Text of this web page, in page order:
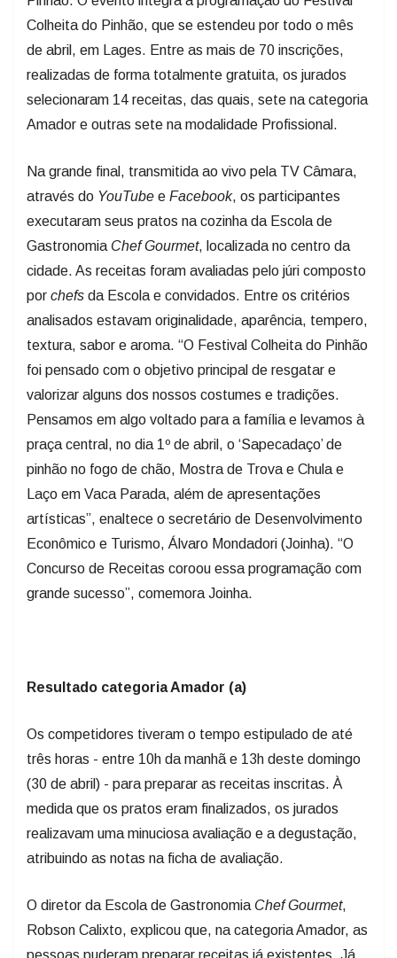
de abril, em Lages. Entre as mais de 70 inscrições,
realizadas de forma totalmente gratuita, os jurados
selecionaram 14 receitas, das quais, sete na categoria
Amador e outras sete na modalidade Profissional.
através doYouTubeeFacebook, os participantes
executaram seus pratos na cozinha da Escola de
GastronomiaChef Gourmet , localizada no centro da
cidade. As receitas foram avaliadas pelo júri composto
porchefsda Escola e convidados. Entre os critérios
analisados estavam originalidade, aparência, tempero,
textura, sabor e aroma. “O Festival Colheita do Pinhão
foi pensado com o objetivo principal de resgatar e
valorizar alguns dos nossos costumes e tradições.
Pensamos em algo voltado para a família e levamos à
praça central, no dia 1º de abril, o ‘Sapecadaço’ de
pinhão no fogo de chão, Mostra de Trova e Chula e
Laço em Vaca Parada, além de apresentações
artísticas”, enaltece o secretário de Desenvolvimento
Econômico e Turismo, Álvaro Mondadori (Joinha). “O
Concurso de Receitas coroou essa programação com
grande sucesso”, comemora Joinha.
três horas - entre 10h da manhã e 13h deste domingo
(30 de abril) - para preparar as receitas inscritas. À
medida que os pratos eram finalizados, os jurados
realizavam uma minuciosa avaliação e a degustação,
atribuindo as notas na ficha de avaliação.
Robson Calixto, explicou que, na categoria Amador, as
pessoas puderam preparar receitas já existentes. Já
na modalidade Profissional, oschefsdeveriam